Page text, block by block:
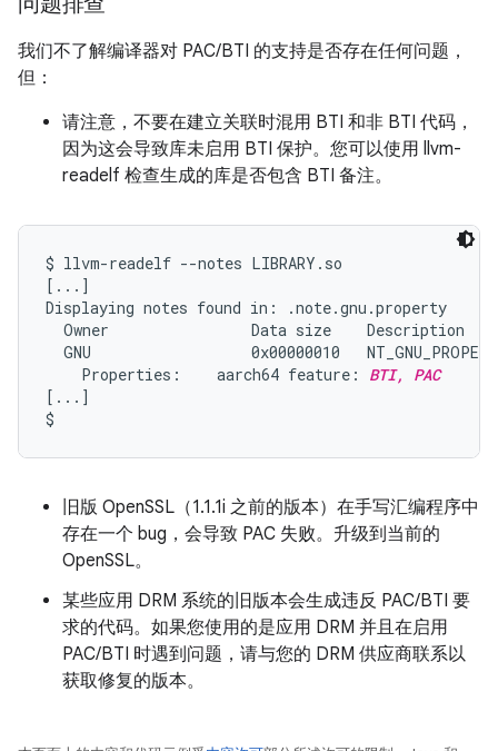
我们不了解编译器对 PAC/BTI 的支持是否存在任何问题，
但：
请注意，不要在建立关联时混用 BTI 和非 BTI 代码，
因为这会导致库未启用 BTI 保护。您可以使用 llvm-
readelf 检查生成的库是否包含 BTI 备注。
$ llvm-readelf --notes LIBRARY.so
[...]
Displaying notes found in: .note.gnu.property
  Owner                Data size    Description
GNU                  0x00000010
    Properties:    aarch64 feature:
BTI, PAC
[...]
旧版 OpenSSL（1.1.1i 之前的版本）在手写汇编程序中
存在一个 bug，会导致 PAC 失败。升级到当前的
OpenSSL。
某些应用 DRM 系统的旧版本会生成违反 PAC/BTI 要
求的代码。如果您使用的是应用 DRM 并且在启用
PAC/BTI 时遇到问题，请与您的 DRM 供应商联系以
获取修复的版本。